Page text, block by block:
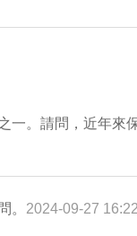
一。請問，近年來
。 2024-09-27